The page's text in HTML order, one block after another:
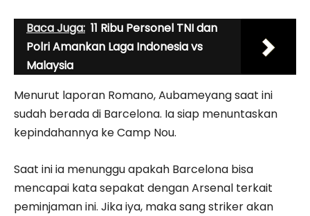
Baca Juga: 11 Ribu Personel TNI dan
Polri Amankan Laga Indonesia vs
Malaysia
Menurut laporan Romano, Aubameyang saat ini
sudah berada di Barcelona. Ia siap menuntaskan
kepindahannya ke Camp Nou.
Saat ini ia menunggu apakah Barcelona bisa
mencapai kata sepakat dengan Arsenal terkait
peminjaman ini. Jika iya, maka sang striker akan